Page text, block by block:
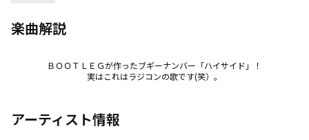
楽曲解説
ＢＯＯＴＬＥＧが作ったブギーナンバー「ハイサイド」！
実はこれはラジコンの歌です(笑）。
アーティスト情報